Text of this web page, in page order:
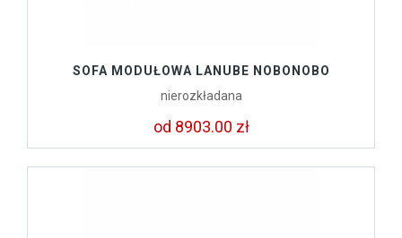
SOFA MODUŁOWA LANUBE NOBONOBO
nierozkładana
od 8903.00 zł